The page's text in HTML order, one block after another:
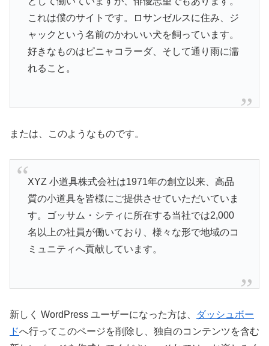
これは僕のサイトです。ロサンゼルスに住み、ジ
ャックという名前のかわいい犬を飼っています。
好きなものはピニャコラーダ、そして通り雨に濡
れること。
または、このようなものです。
XYZ 小道具株式会社は1971年の創立以来、高品
質の小道具を皆様にご提供させていただいていま
す。ゴッサム・シティに所在する当社では2,000
名以上の社員が働いており、様々な形で地域のコ
ミュニティへ貢献しています。
新しく WordPress ユーザーになった方は、
ダッシュボー
ドへ行ってこのページを削除し、独自のコンテンツを含む